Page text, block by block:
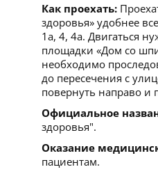
Как проехать:
здоровья» удобнее
1а, 4, 4а. Двигаться
площадки «Дом со
необходимо
до пересечения с
повернуть направо и
Официальное
здоровья".
Оказание
пациентам.